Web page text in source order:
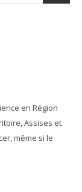
en Région
Assises et
même si le